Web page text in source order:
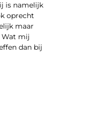
is namelijk
oprecht
maar
Wat mij
dan bij